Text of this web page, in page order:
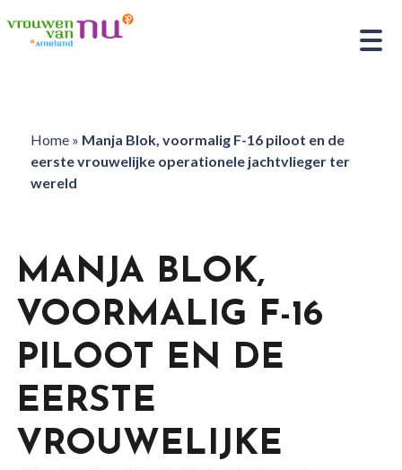
Home» Manja Blok, voormalig F-16 piloot en de
eerste vrouwelijke operationele jachtvlieger ter
wereld
MANJA BLOK,
VOORMALIG F-16
PILOOT EN DE
EERSTE
VROUWELIJKE